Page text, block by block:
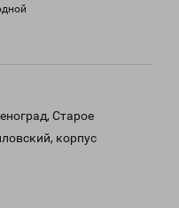
Старое
корпус